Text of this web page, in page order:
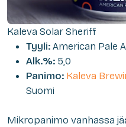
Kaleva Solar Sheriff
Tyyli:American Pale
Alk.%: 5,0
Panimo: Kaleva
Suomi
Mikropanimo vanhassa